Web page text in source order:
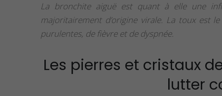
La bronchite aiguë est quant à elle une
majoritairement d’origine virale. La toux est
purulentes, de fièvre et de dyspnée.
Les pierres et cristaux
lutter